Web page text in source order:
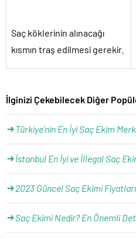
Saç köklerinin alınacağı
kısmın traş edilmesi gerekir.
İlginizi Çekebilecek Diğer
Türkiye’nin En İyi Saç Ekim
İstanbul En İyi ve İllegal Saç
2023 Güncel Saç Ekimi Fiyatları
Saç Ekimi Nedir? En Önemli